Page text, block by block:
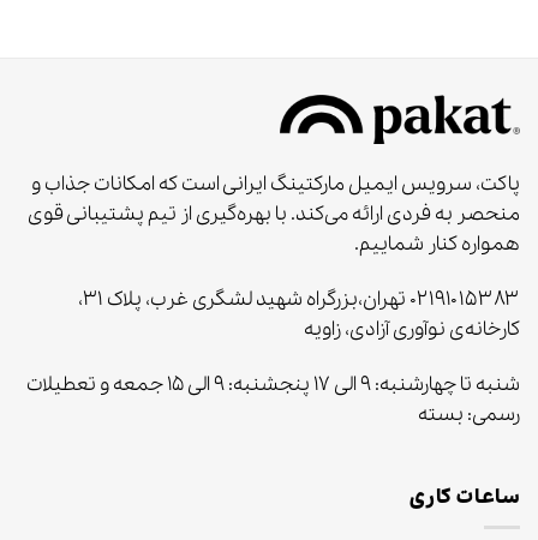
پاکت، سرویس ایمیل مارکتینگ ایرانی است که امکانات جذاب و
منحصر به‌ فردی ارائه می‌کند. با بهره‌گیری از تیم پشتیبانی قوی
همواره کنار شماییم.
۰۲۱۹۱۰۱۵۳۸۳ تهران،بزرگراه شهید لشگری غرب، پلاک ۳۱،
کارخانه‌ی نوآوری آزادی، زاویه
شنبه تا چهارشنبه: ۹ الی ۱۷ پنجشنبه: ۹ الی ۱۵ جمعه و تعطیلات
رسمی: بسته
ساعات کاری